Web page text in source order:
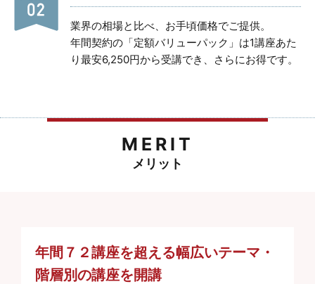
業界の相場と比べ、お手頃価格でご提供。
年間契約の「定額バリューパック」は1講座あた
り最安6,250円から受講でき、さらにお得です。
MERIT
メリット
年間７２講座を超える幅広いテーマ・
階層別の講座を開講